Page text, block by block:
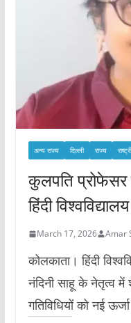
अन्य राज्य दिल्ली राज्य
कुलपति प्रोफेसर
हिंदी
March 17, 2026 Amar
कोलकाता। हिंदी
नंदिनी साहू के नेतृत्व
गतिविधियों को नई ऊर्जा